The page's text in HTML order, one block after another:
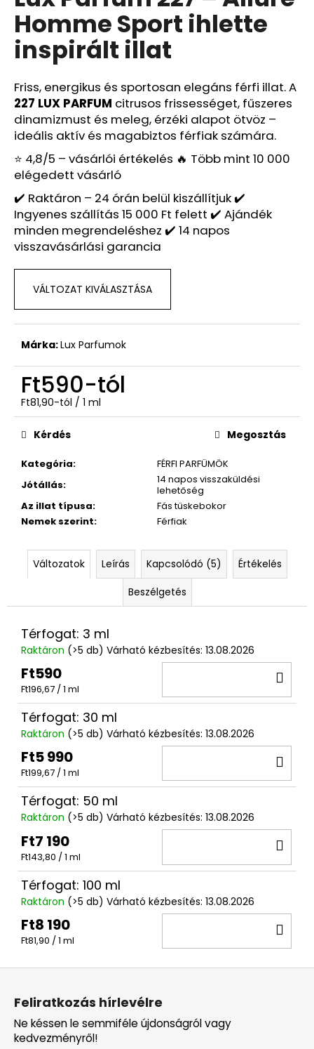
5-
ből
0,0
csillag.
Homme Sport ihlette
inspirált illat
Friss, energikus és sportosan elegáns férfi illat. A
227 LUX PARFUM citrusos frissességet, fűszeres
dinamizmust és meleg, érzéki alapot ötvöz –
ideális aktív és magabiztos férfiak számára.
⭐ 4,8/5 – vásárlói értékelés 🔥 Több mint 10 000
elégedett vásárló
✔️ Raktáron – 24 órán belül kiszállítjuk ✔️
Ingyenes szállítás 15 000 Ft felett ✔️ Ajándék
minden megrendeléshez ✔️ 14 napos
visszavásárlási garancia
VÁLTOZAT KIVÁLASZTÁSA
Márka:Lux Parfumok
Ft590-tól
Egységár:
Ft81,90-tól / 1 ml
Kategória:
FÉRFI PARFÜMÖK
Jótállás:
14 napos visszaküldési
lehetőség
Az illat típusa:
Fás tüskebokor
Nemek szerint: Férfiak
Kérdés Megosztás
Változatok Leírás Kapcsolódó (5)
Értékelés
Beszélgetés
Térfogat: 3 ml
Raktáron (>5 db) Várható kézbesítés: 13.08.2026
Ft590
Egységár:
Ft196,67 / 1 ml
Térfogat: 30 ml
Raktáron (>5 db) Várható kézbesítés: 13.08.2026
Ft5 990
Egységár:
Ft199,67 / 1 ml
Térfogat: 50 ml
Raktáron (>5 db) Várható kézbesítés: 13.08.2026
Ft7 190
Egységár:
Ft143,80 / 1 ml
Térfogat: 100 ml
Raktáron (>5 db) Várható kézbesítés: 13.08.2026
Ft8 190
Egységár:
Ft81,90 / 1 ml
A
j
n
l
j
u
LUX
PARFUM
120
–
NARCISO
RODRIGUEZ
HER
IHLETTE
INSPIRÁLT
ILLAT
–
RODRIGUEZ
Ft590
Feliratkozás hírlevélre
Ne késsen le semmiféle újdonságról vagy
kedvezményről!